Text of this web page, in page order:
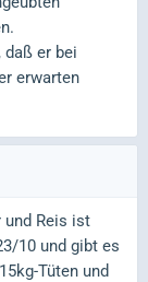
daß er bei
erwarten
und Reis ist
10 und gibt es
Tüten und